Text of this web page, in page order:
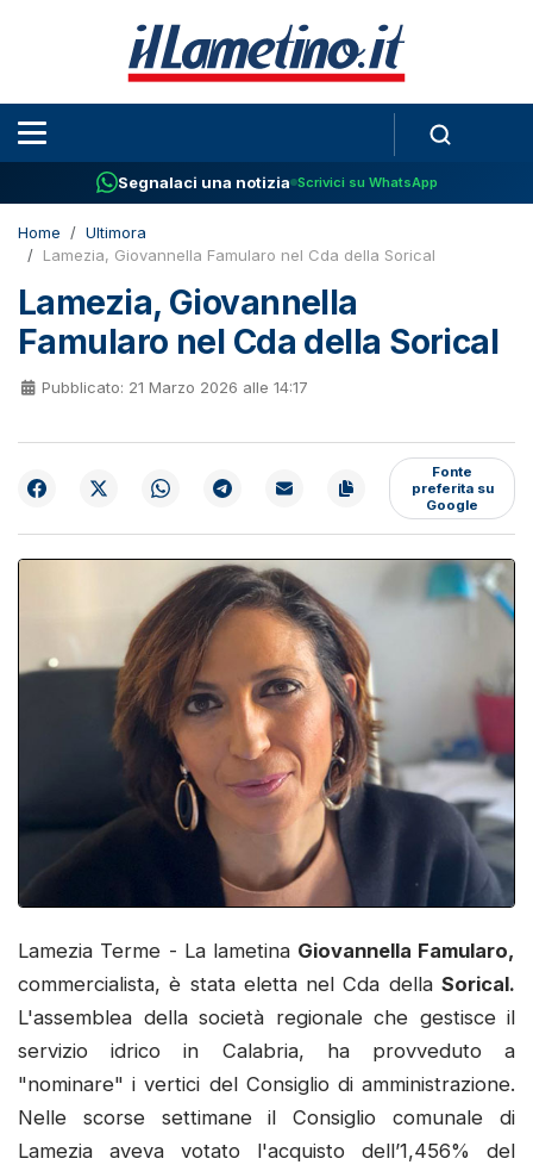
Segnalaci una notizia Scrivici su WhatsApp
Home
Ultimora
Lamezia, Giovannella Famularo nel Cda della Sorical
Lamezia, Giovannella
Famularo nel Cda della Sorical
Pubblicato: 21 Marzo 2026 alle 14:17
Fonte
preferita su
Google
Lamezia Terme - La lametina Giovannella Famularo,
commercialista, è stata eletta nel Cda della Sorical.
L'assemblea della società regionale che gestisce il
servizio idrico in Calabria, ha provveduto a
"nominare" i vertici del Consiglio di amministrazione.
Nelle scorse settimane il Consiglio comunale di
Lamezia aveva votato l'acquisto dell’1,456% del